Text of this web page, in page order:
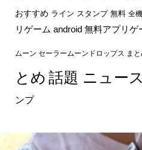
おすすめ ライン スタンプ 無料 全
リゲーム android 無料アプリゲ
ムーン セーラームーンドロップス まと
とめ 話題 ニュース
ンプ